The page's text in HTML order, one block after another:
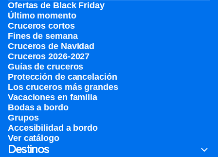
Ofertas de Black Friday
Último momento
Cruceros cortos
Fines de semana
Cruceros de Navidad
Cruceros 2026-2027
Guías de cruceros
Protección de cancelación
Los cruceros más grandes
Vacaciones en familia
Bodas a bordo
Grupos
Accesibilidad a bordo
Ver catálogo
Destinos